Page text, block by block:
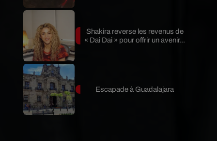
Shakira reverse les revenus de
« Dai Dai » pour offrir un avenir...
Escapade à Guadalajara